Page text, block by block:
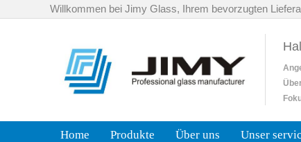
Willkommen bei Jimy Glass, Ihrem bevorzugten
Home Produkte Über uns Unser